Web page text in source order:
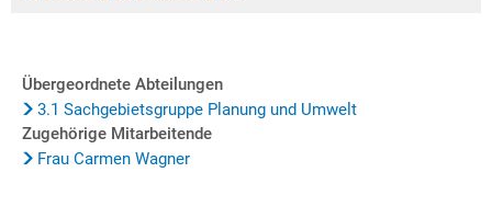
Übergeordnete Abteilungen
3.1 Sachgebietsgruppe Planung und Umwelt
Zugehörige Mitarbeitende
Frau Carmen Wagner